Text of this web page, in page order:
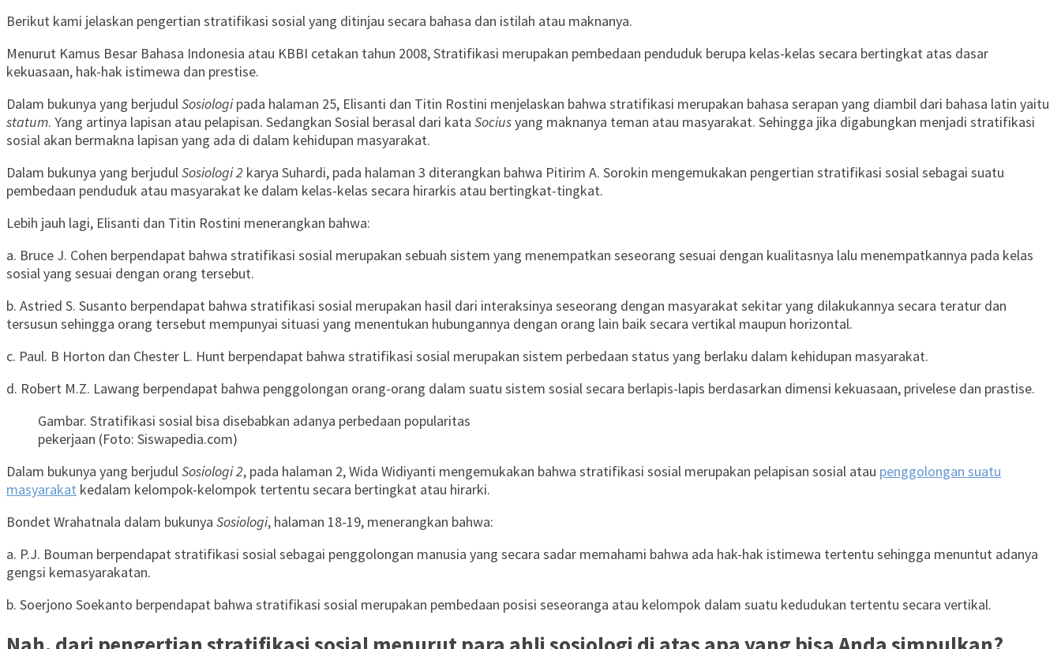
Berikut kami jelaskan pengertian stratifikasi sosial yang ditinjau secara bahasa dan istilah atau maknanya.
Menurut Kamus Besar Bahasa Indonesia atau KBBI cetakan tahun 2008, Stratifikasi merupakan pembedaan penduduk berupa kelas-kelas secara bertingkat atas dasar
kekuasaan, hak-hak istimewa dan prestise.
Dalam bukunya yang berjudulSosiologipada halaman 25, Elisanti dan Titin Rostini menjelaskan bahwa stratifikasi merupakan bahasa serapan yang diambil dari bahasa latin yaitu
statum. Yang artinya lapisan atau pelapisan. Sedangkan Sosial berasal dari kata Sociusyang maknanya teman atau masyarakat. Sehingga jika digabungkan menjadi stratifikasi
sosial akan bermakna lapisan yang ada di dalam kehidupan masyarakat.
Dalam bukunya yang berjudulSosiologi 2 karya Suhardi, pada halaman 3 diterangkan bahwa Pitirim A. Sorokin mengemukakan pengertian stratifikasi sosial sebagai suatu
pembedaan penduduk atau masyarakat ke dalam kelas-kelas secara hirarkis atau bertingkat-tingkat.
Lebih jauh lagi, Elisanti dan Titin Rostini menerangkan bahwa:
a. Bruce J. Cohen berpendapat bahwa stratifikasi sosial merupakan sebuah sistem yang menempatkan seseorang sesuai dengan kualitasnya lalu menempatkannya pada kelas
sosial yang sesuai dengan orang tersebut.
b. Astried S. Susanto berpendapat bahwa stratifikasi sosial merupakan hasil dari interaksinya seseorang dengan masyarakat sekitar yang dilakukannya secara teratur dan
tersusun sehingga orang tersebut mempunyai situasi yang menentukan hubungannya dengan orang lain baik secara vertikal maupun horizontal.
c. Paul. B Horton dan Chester L. Hunt berpendapat bahwa stratifikasi sosial merupakan sistem perbedaan status yang berlaku dalam kehidupan masyarakat.
d. Robert M.Z. Lawang berpendapat bahwa penggolongan orang-orang dalam suatu sistem sosial secara berlapis-lapis berdasarkan dimensi kekuasaan, privelese dan prastise.
Gambar. Stratifikasi sosial bisa disebabkan adanya perbedaan popularitas
pekerjaan (Foto: Siswapedia.com)
Dalam bukunya yang berjudulSosiologi 2, pada halaman 2, Wida Widiyanti mengemukakan bahwa stratifikasi sosial merupakan pelapisan sosial atau penggolongan suatu
masyarakat kedalam kelompok-kelompok tertentu secara bertingkat atau hirarki.
Bondet Wrahatnala dalam bukunya Sosiologi, halaman 18-19, menerangkan bahwa:
a. P.J. Bouman berpendapat stratifikasi sosial sebagai penggolongan manusia yang secara sadar memahami bahwa ada hak-hak istimewa tertentu sehingga menuntut adanya
gengsi kemasyarakatan.
b. Soerjono Soekanto berpendapat bahwa stratifikasi sosial merupakan pembedaan posisi seseoranga atau kelompok dalam suatu kedudukan tertentu secara vertikal.